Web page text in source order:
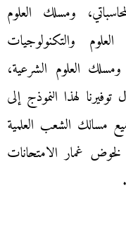
ومسلك العلوم
والتكنولوجيات
ومسلك العلوم الشرعية،
لهذا النموذج إلى
مسالك الشعب العلمية
لخوض غمار الامتحانات